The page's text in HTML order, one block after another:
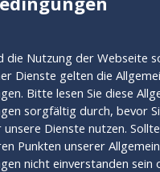
die Nutzung der Webseite
Dienste gelten die
Bitte lesen Sie diese
sorgfältig durch, bevor
Dienste nutzen.
Punkten unserer
nicht einverstanden sein